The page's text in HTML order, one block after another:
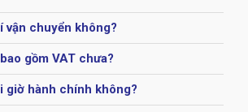
vận chuyển không?
gồm VAT chưa?
giờ hành chính không?